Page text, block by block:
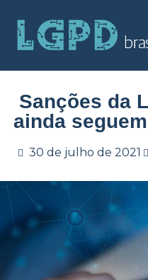
Sanções da
ainda
30 de julho de 2021